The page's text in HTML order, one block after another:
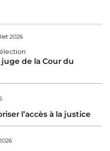
2026
de la Cour du
l’accès à la justice